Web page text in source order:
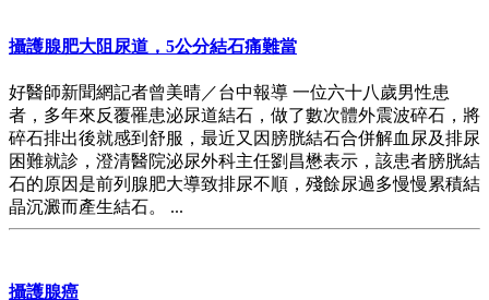
攝護腺肥大阻尿道，5公分結石痛難當
好醫師新聞網記者曾美晴／台中報導 一位六十八歲男性患
者，多年來反覆罹患泌尿道結石，做了數次體外震波碎石，將
碎石排出後就感到舒服，最近又因膀胱結石合併解血尿及排尿
困難就診，澄清醫院泌尿外科主任劉昌懋表示，該患者膀胱結
石的原因是前列腺肥大導致排尿不順，殘餘尿過多慢慢累積結
晶沉澱而產生結石。 ...
攝護腺癌